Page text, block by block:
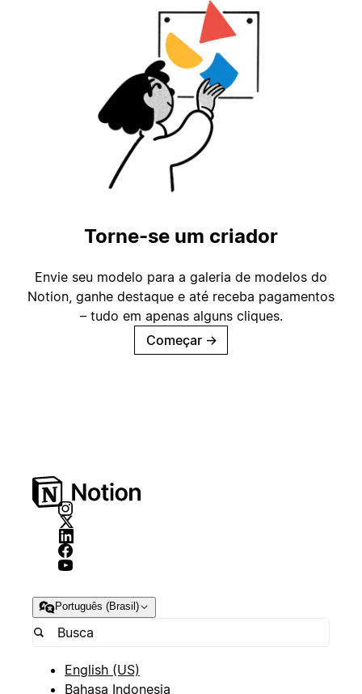
Torne-se um criador
Envie seu modelo para a galeria de modelos do
Notion, ganhe destaque e até receba pagamentos
– tudo em apenas alguns cliques.
Começar →
Português (Brasil)
English (US)
Bahasa Indonesia